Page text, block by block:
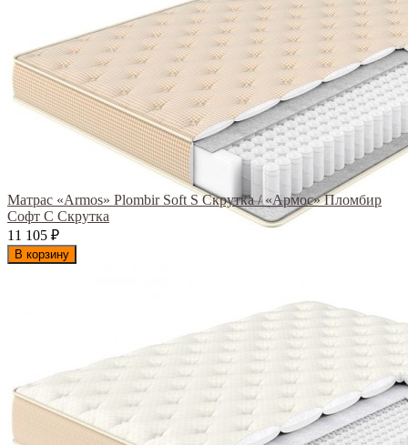
Матрас «Armos» Plombir Soft S Скрутка / «Армос» Пломбир
Софт С Скрутка
11 105 ₽
В корзину